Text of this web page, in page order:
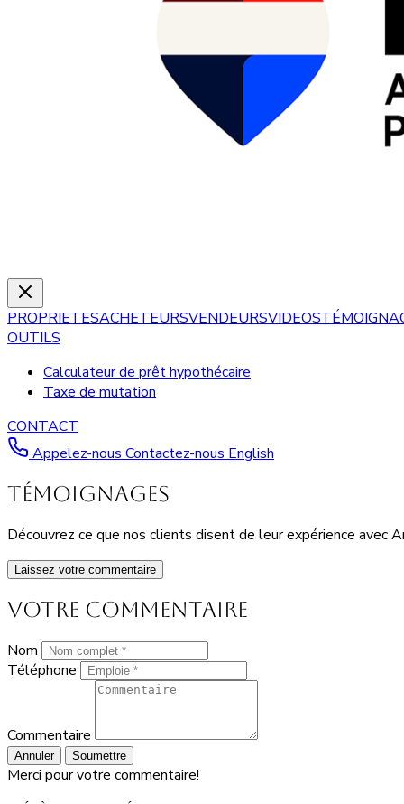
PROPRIETESACHETEURSVENDEURSVIDEOS
OUTILS
Calculateur de prêt hypothécaire
Taxe de mutation
CONTACT
Appelez-nous Contactez-nous English
TÉMOIGNAGES
Découvrez ce que nos clients disent de leur expérience avec
Laissez votre commentaire
Votre commentaire
Nom
Téléphone
Commentaire
Annuler Soumettre
Merci pour votre commentaire!